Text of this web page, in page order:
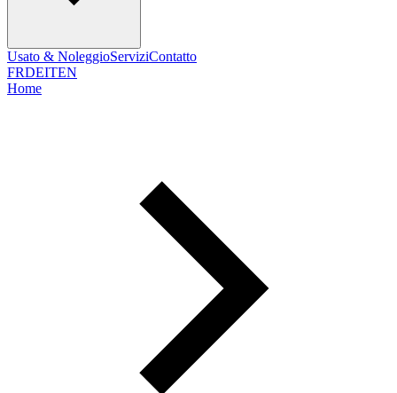
Usato & NoleggioServiziContatto
FRDEITEN
Home